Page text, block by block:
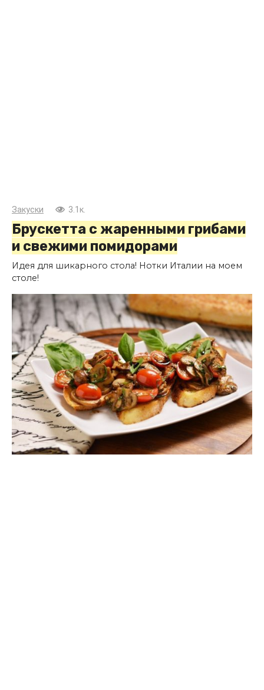
Закуски 3.1к.
Брускетта с жаренными грибами
и свежими помидорами
Идея для шикарного стола! Нотки Италии на моем
столе!